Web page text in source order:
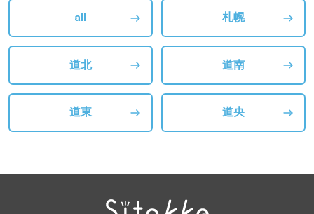
all 札幌
道北 道南
道東 道央